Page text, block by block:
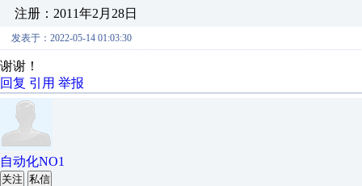
注册：2011年2月28日
发表于：2022-05-14 01:03:30
谢谢！
回复 引用 举报
自动化NO1
关注 私信